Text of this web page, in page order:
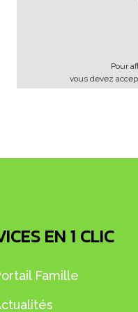
Pour
vous devez
EN 1 CLIC
Famille